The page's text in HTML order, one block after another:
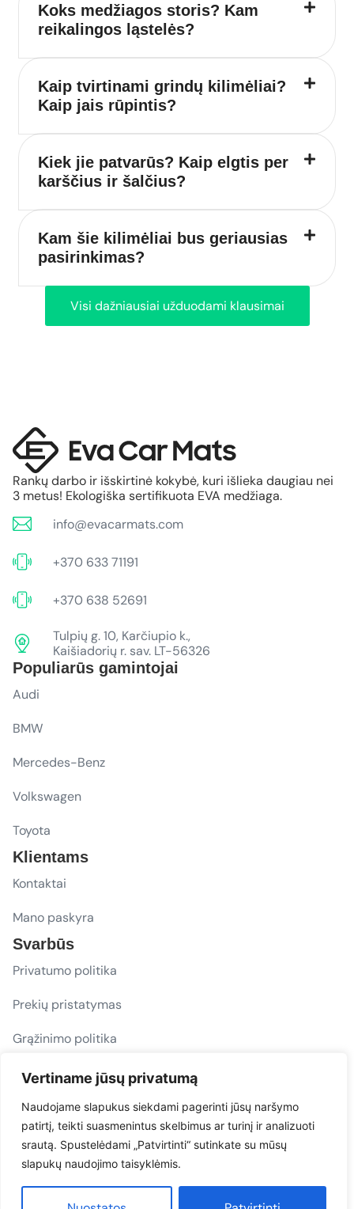
Vertiname jūsų privatumą
Naudojame slapukus siekdami pagerinti jūsų naršymo
patirtį, teikti suasmenintus skelbimus ar turinį ir analizuoti
srautą. Spustelėdami „Patvirtinti“ sutinkate su mūsų
slapukų naudojimo taisyklėmis.
Koks medžiagos storis? Kam
reikalingos ląstelės?
Kaip tvirtinami grindų kilimėliai?
Kaip jais rūpintis?
Kiek jie patvarūs? Kaip elgtis per
karščius ir šalčius?
Kam šie kilimėliai bus geriausias
pasirinkimas?
Visi dažniausiai užduodami klausimai
Rankų darbo ir išskirtinė kokybė, kuri išlieka daugiau nei
3 metus! Ekologiška sertifikuota EVA medžiaga.
info@evacarmats.com
+370 633 71191
+370 638 52691
Tulpių g. 10, Karčiupio k.,
Kaišiadorių r. sav. LT-56326
Populiarūs gamintojai
Audi
BMW
Mercedes-Benz
Volkswagen
Toyota
Klientams
Kontaktai
Mano paskyra
Svarbūs
Privatumo politika
Prekių pristatymas
Grąžinimo politika
D. U. K.
Sekite mus
evacarmats
© Copyright 2026 | Eva Car Mats
Sprendimas